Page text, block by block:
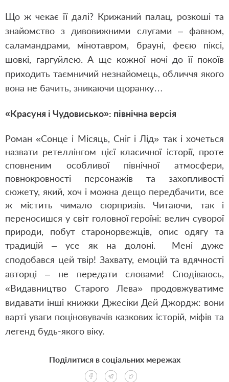
Що ж чекає її далі? Крижаний палац, розкоші та
знайомство з дивовижними слугами – фавном,
саламандрами, мінотавром, брауні, феєю піксі,
шовкі, гаргуйлею. А ще кожної ночі до її покоїв
приходить таємничий незнайомець, обличчя якого
вона не бачить, зникаючи щоранку…
«Красуня і Чудовисько»: північна версія
Роман «Сонце і Місяць, Сніг і Лід» так і хочеться
назвати ретеллінгом цієї класичної історії, проте
сповненим особливої північної атмосфери,
повнокровності персонажів та захопливості
сюжету, який, хоч і можна дещо передбачити, все
ж містить чимало сюрпризів. Читаючи, так і
переносишся у світ головної героїні: велич суворої
природи, побут старонорвежців, опис одягу та
традицій – усе як на долоні.
Мені дуже
сподобався цей твір! Захвату, емоцій та вдячності
авторці – не передати словами! Сподіваюсь,
«Видавництво Старого Лева» продовжуватиме
видавати інші книжки Джесіки Дей Джордж: вони
варті уваги поціновувачів казкових історій, міфів та
легенд будь-якого віку.
Поділитися в соціальних мережах